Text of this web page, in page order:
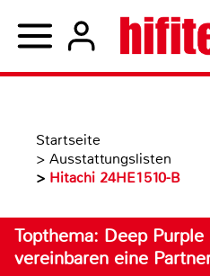
Startseite
> Ausstattungslisten
> Hitachi 24HE1510-B
Topthema: Deep Purple
vereinbaren eine